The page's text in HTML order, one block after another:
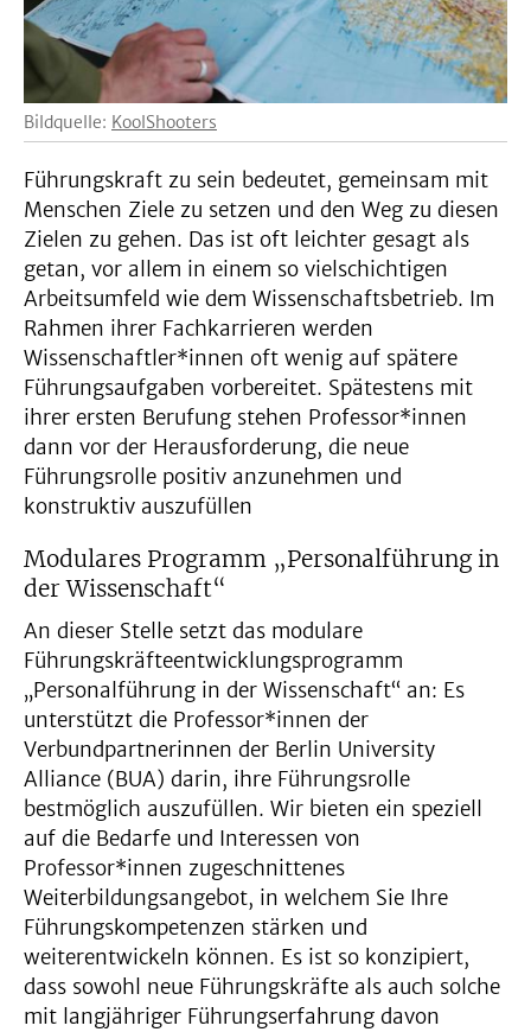
Bildquelle: KoolShooters
Führungskraft zu sein bedeutet, gemeinsam mit
Menschen Ziele zu setzen und den Weg zu diesen
Zielen zu gehen. Das ist oft leichter gesagt als
getan, vor allem in einem so vielschichtigen
Arbeitsumfeld wie dem Wissenschaftsbetrieb. Im
Rahmen ihrer Fachkarrieren werden
Wissenschaftler*innen oft wenig auf spätere
Führungsaufgaben vorbereitet. Spätestens mit
ihrer ersten Berufung stehen Professor*innen
dann vor der Herausforderung, die neue
Führungsrolle positiv anzunehmen und
konstruktiv auszufüllen
Modulares Programm „Personalführung in
der Wissenschaft“
An dieser Stelle setzt das modulare
Führungskräfteentwicklungsprogramm
„Personalführung in der Wissenschaft“ an: Es
unterstützt die Professor*innen der
Verbundpartnerinnen der Berlin University
Alliance (BUA) darin, ihre Führungsrolle
bestmöglich auszufüllen. Wir bieten ein speziell
auf die Bedarfe und Interessen von
Professor*innen zugeschnittenes
Weiterbildungsangebot, in welchem Sie Ihre
Führungskompetenzen stärken und
weiterentwickeln können. Es ist so konzipiert,
dass sowohl neue Führungskräfte als auch solche
mit langjähriger Führungserfahrung davon